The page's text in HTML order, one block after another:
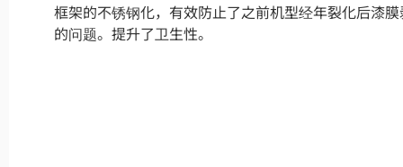
框架的不锈钢化，有效防止了之前机型经年裂化后漆
的问题。提升了卫生性。